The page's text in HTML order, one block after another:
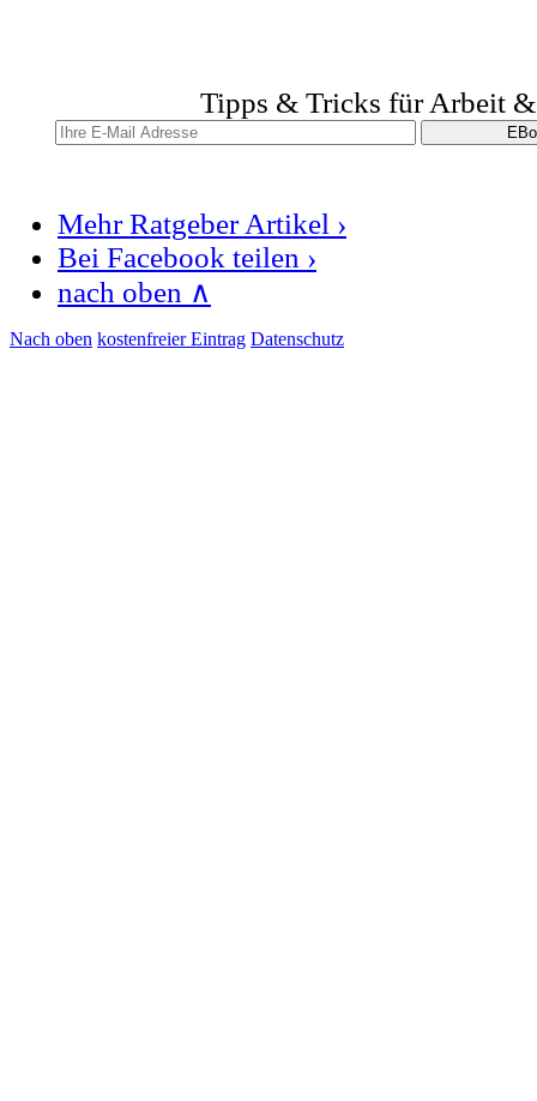
Tipps & Tricks für Arbeit
Mehr Ratgeber Artikel ›
Bei Facebook teilen ›
nach oben ∧
Nach oben kostenfreier Eintrag Datenschutz